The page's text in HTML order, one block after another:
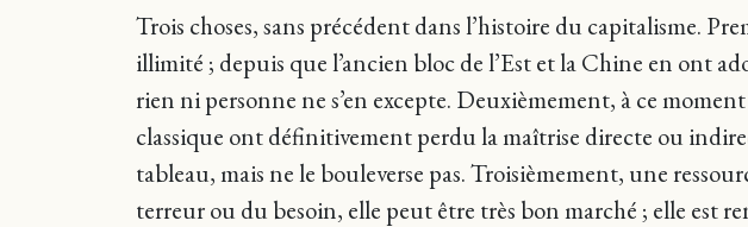
Trois choses, sans précédent dans l’histoire du capitalisme.
illimité ; depuis que l’ancien bloc de l’Est et la Chine en ont
rien ni personne ne s’en excepte. Deuxièmement, à ce
classique ont définitivement perdu la maîtrise directe ou
tableau, mais ne le bouleverse pas. Troisièmement, une
terreur ou du besoin, elle peut être très bon marché ; elle est